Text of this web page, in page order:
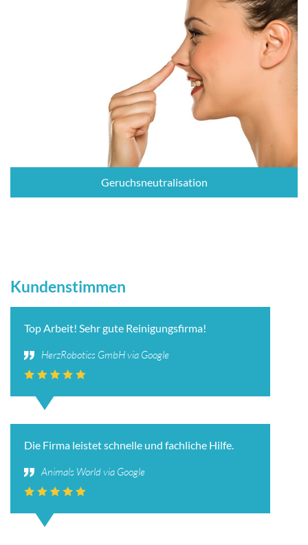
Geruchsneutralisation
Kundenstimmen
Top Arbeit! Sehr gute Reinigungsfirma!
HerzRobotics GmbH via Google
Die Firma leistet schnelle und fachliche Hilfe.
Animals World via Google